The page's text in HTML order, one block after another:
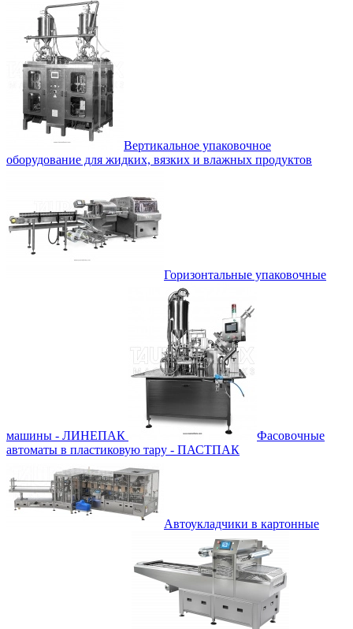
Вертикальное упаковочное
оборудование для жидких, вязких и влажных продуктов
Горизонтальные упаковочные
машины - ЛИНЕПАК
Фасовочные
автоматы в пластиковую тару - ПАСТПАК
Автоукладчики в картонные